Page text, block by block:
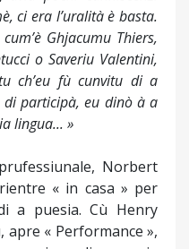
ci era l’uralità è basta.
Ghjacumu Thiers,
o Saveriu Valentini,
ch’eu fù cunvitu di a
di participà, eu dinò à a
lingua... »
Norbert
« in casa » per
a puesia. Cù Henry
apre « Performance »,